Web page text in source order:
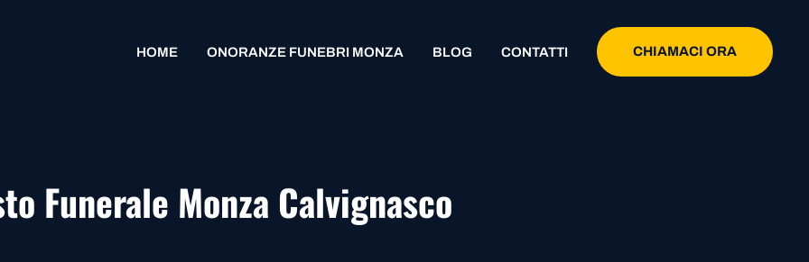
HOME ONORANZE FUNEBRI MONZA BLOG CONTATTI CHIAMACI ORA
Funerale Monza Calvignasco